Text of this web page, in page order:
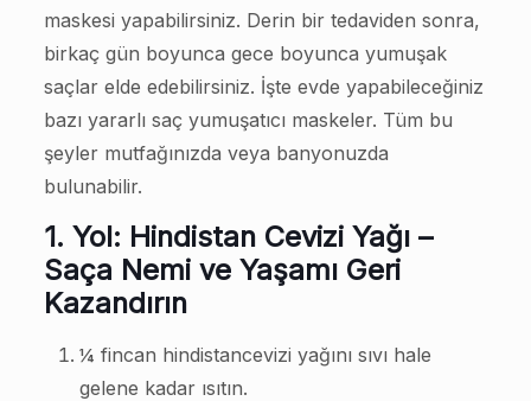
maskesi yapabilirsiniz. Derin bir tedaviden sonra,
birkaç gün boyunca gece boyunca yumuşak
saçlar elde edebilirsiniz. İşte evde yapabileceğiniz
bazı yararlı saç yumuşatıcı maskeler. Tüm bu
şeyler mutfağınızda veya banyonuzda
bulunabilir.
1. Yol: Hindistan Cevizi Yağı –
Saça Nemi ve Yaşamı Geri
Kazandırın
¼ fincan hindistancevizi yağını sıvı hale
gelene kadar ısıtın.